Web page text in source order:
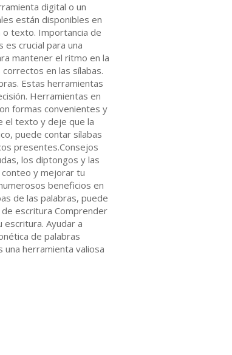
digital o un
están disponibles en
o texto. Importancia de
es crucial para una
mantener el ritmo en la
en las sílabas.
Estas herramientas
Herramientas en
formas convenientes y
el texto y deje que la
puede contar sílabas
presentes.Consejos
los diptongos y las
y mejorar tu
beneficios en
de las palabras, puede
de escritura Comprender
Ayudar a
de palabras
una herramienta valiosa